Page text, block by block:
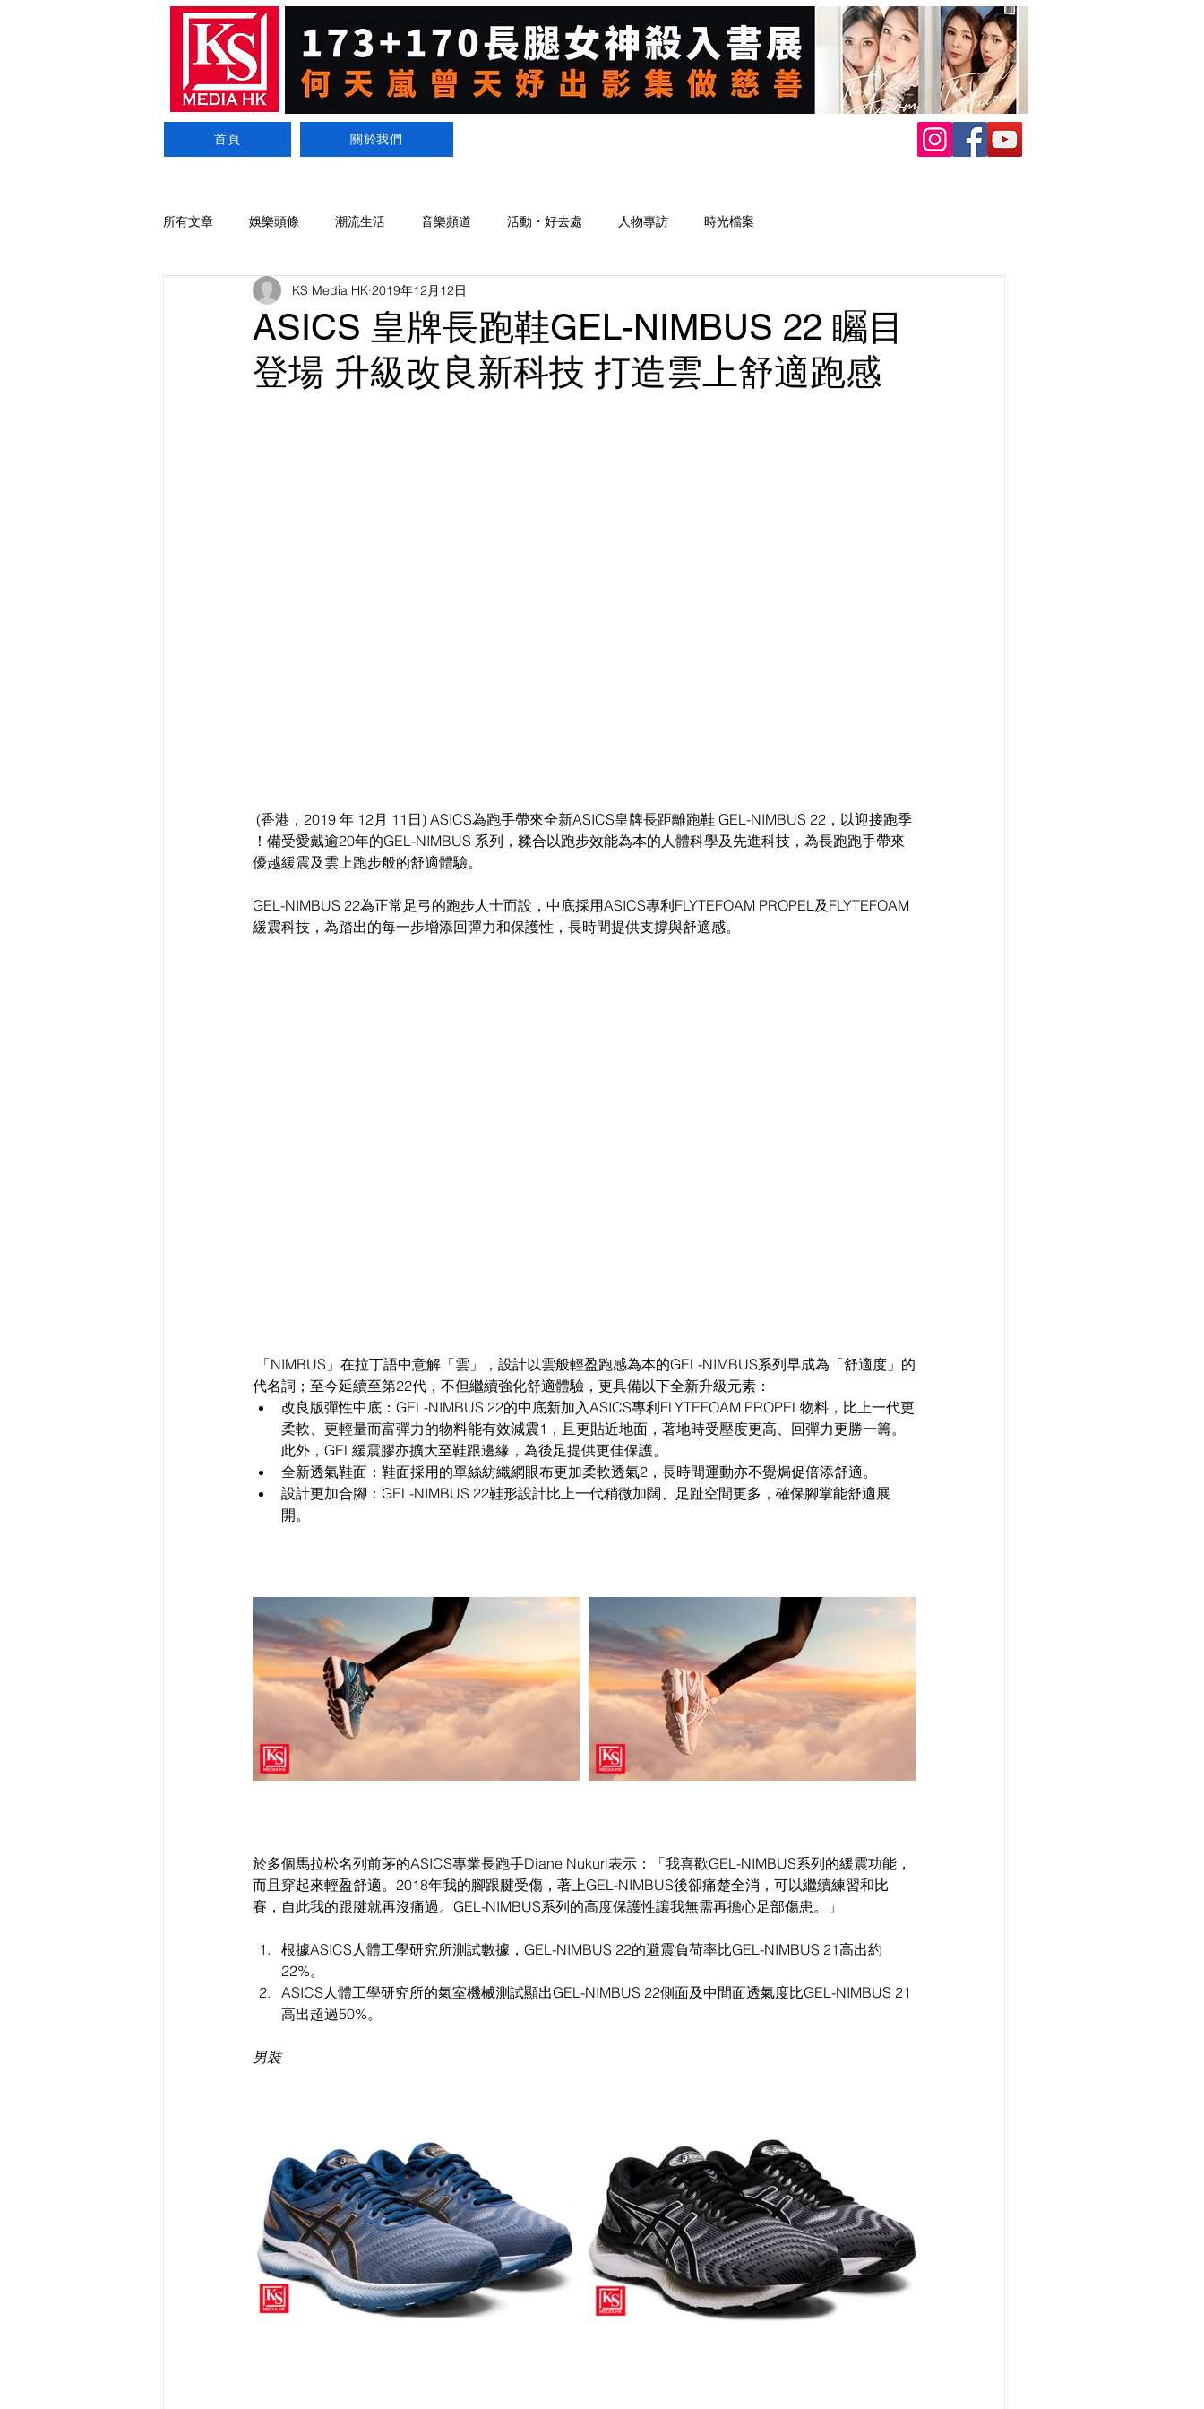
首頁 關於我們
所有文章 娛樂頭條 潮流生活 音樂頻道 活動・好去處 人物專訪 時光檔案
ASICS 皇牌長跑鞋GEL-NIMBUS 22 矚目
登場 升級改良新科技 打造雲上舒適跑感
KS Media HK 2019年12月12日
！備受愛戴逾20年的GEL-NIMBUS 系列，糅合以跑步效能為本的人體科學及先進科技，為長跑跑手帶來
優越緩震及雲上跑步般的舒適體驗。
GEL-NIMBUS 22為正常足弓的跑步人士而設，中底採用ASICS專利FLYTEFOAM PROPEL及FLYTEFOAM
緩震科技，為踏出的每一步增添回彈力和保護性，長時間提供支撐與舒適感。
代名詞；至今延續至第22代，不但繼續強化舒適體驗，更具備以下全新升級元素：
改良版彈性中底：GEL-NIMBUS 22的中底新加入ASICS專利FLYTEFOAM PROPEL物料，比上一代更
柔軟、更輕量而富彈力的物料能有效減震1，且更貼近地面，著地時受壓度更高、回彈力更勝一籌。
此外，GEL緩震膠亦擴大至鞋跟邊緣，為後足提供更佳保護。
全新透氣鞋面：鞋面採用的單絲紡織網眼布更加柔軟透氣2，長時間運動亦不覺焗促倍添舒適。
設計更加合腳：GEL-NIMBUS 22鞋形設計比上一代稍微加闊、足趾空間更多，確保腳掌能舒適展
開。
於多個馬拉松名列前茅的ASICS專業長跑手Diane Nukuri表示：「我喜歡GEL-NIMBUS系列的緩震功能，
而且穿起來輕盈舒適。2018年我的腳跟腱受傷，著上GEL-NIMBUS後卻痛楚全消，可以繼續練習和比
賽，自此我的跟腱就再沒痛過。GEL-NIMBUS系列的高度保護性讓我無需再擔心足部傷患。」
根據ASICS人體工學研究所測試數據，GEL-NIMBUS 22的避震負荷率比GEL-NIMBUS 21高出約
22%。
ASICS人體工學研究所的氣室機械測試顯出GEL-NIMBUS 22側面及中間面透氣度比GEL-NIMBUS 21
高出超過50%。
男裝